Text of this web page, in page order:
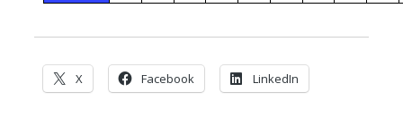
X Facebook LinkedIn